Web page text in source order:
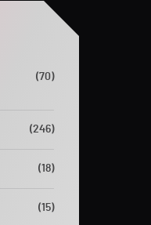
(70)
(246)
(18)
(15)